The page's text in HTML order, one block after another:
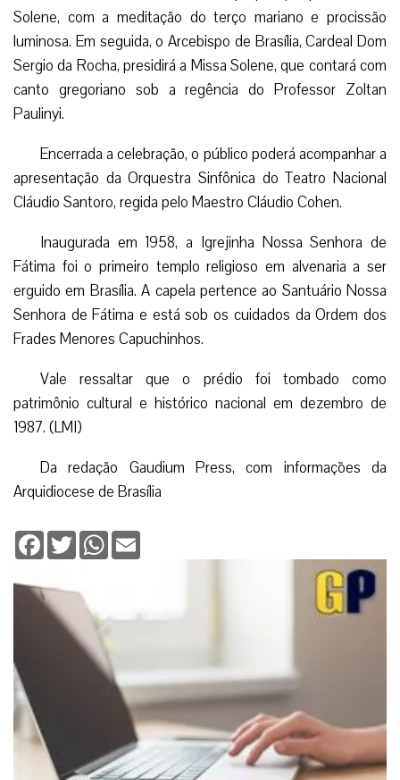
Solene, com a meditação do terço mariano e procissão
luminosa. Em seguida, o Arcebispo de Brasília, Cardeal Dom
Sergio da Rocha, presidirá a Missa Solene, que contará com
canto gregoriano sob a regência do Professor Zoltan
Paulinyi.
Encerrada a celebração, o público poderá acompanhar a
apresentação da Orquestra Sinfônica do Teatro Nacional
Cláudio Santoro, regida pelo Maestro Cláudio Cohen.
Inaugurada em 1958, a Igrejinha Nossa Senhora de
Fátima foi o primeiro templo religioso em alvenaria a ser
erguido em Brasília. A capela pertence ao Santuário Nossa
Senhora de Fátima e está sob os cuidados da Ordem dos
Frades Menores Capuchinhos.
Vale ressaltar que o prédio foi tombado como
patrimônio cultural e histórico nacional em dezembro de
1987. (LMI)
Da redação Gaudium Press, com informações da
Arquidiocese de Brasília
Facebook
TwitterWhatsApp